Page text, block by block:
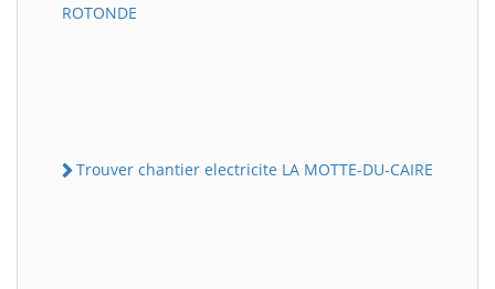
ROTONDE
Trouver chantier electricite LA MOTTE-DU-CAIRE